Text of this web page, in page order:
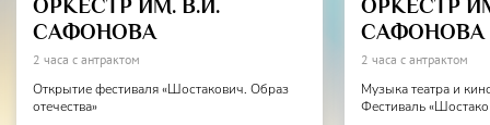
ОРКЕСТР ИМ. В.И.
САФОНОВА
2 часа с антрактом
Открытие фестиваля «Шостакович. Образ
отечества»
ОРКЕСТР
САФОНОВА
2 часа с антрактом
Музыка театра и
Фестиваль